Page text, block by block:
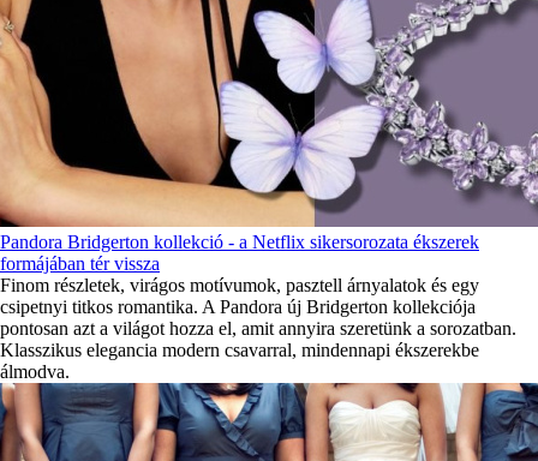
Pandora Bridgerton kollekció - a Netflix sikersorozata ékszerek
formájában tér vissza
Finom részletek, virágos motívumok, pasztell árnyalatok és egy
csipetnyi titkos romantika. A Pandora új Bridgerton kollekciója
pontosan azt a világot hozza el, amit annyira szeretünk a sorozatban.
Klasszikus elegancia modern csavarral, mindennapi ékszerekbe
álmodva.